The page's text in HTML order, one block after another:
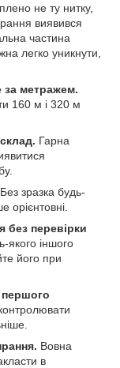
не ту нитку,
виявився
частина
легко уникнути,
за метражем.
160 м і 320 м
Гарна
Без зразка будь-
орієнтовні.
без перевірки
якого іншого
його при
першого
Вовна
в